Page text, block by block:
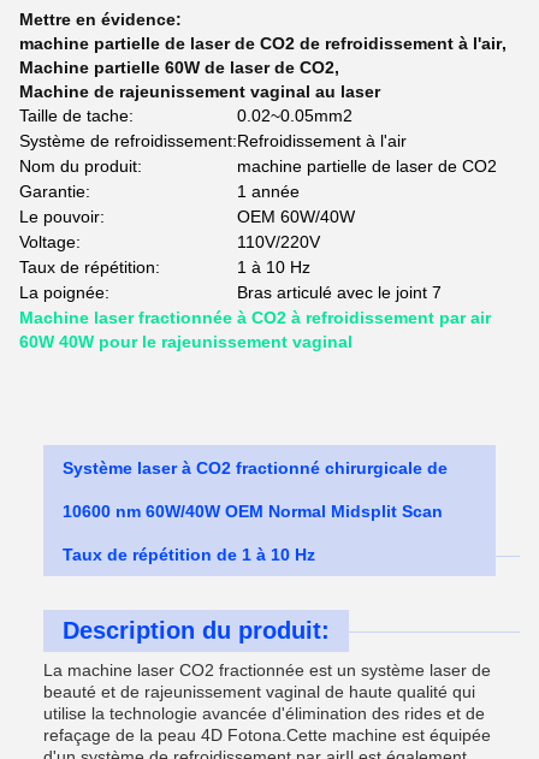
Mettre en évidence:
machine partielle de laser de CO2 de refroidissement à l'air,
Machine partielle 60W de laser de CO2,
Machine de rajeunissement vaginal au laser
Taille de tache:
0.02~0.05mm2
Système de refroidissement:Refroidissement à l'air
Nom du produit:
machine partielle de laser de CO2
Garantie:
1 année
Le pouvoir:
OEM 60W/40W
Voltage:
110V/220V
Taux de répétition:
1 à 10 Hz
La poignée:
Bras articulé avec le joint 7
Machine laser fractionnée à CO2 à refroidissement par air
60W 40W pour le rajeunissement vaginal
Système laser à CO2 fractionné chirurgicale de
10600 nm 60W/40W OEM Normal Midsplit Scan
Taux de répétition de 1 à 10 Hz
Description du produit:
La machine laser CO2 fractionnée est un système laser de
beauté et de rajeunissement vaginal de haute qualité qui
utilise la technologie avancée d'élimination des rides et de
refaçage de la peau 4D Fotona.Cette machine est équipée